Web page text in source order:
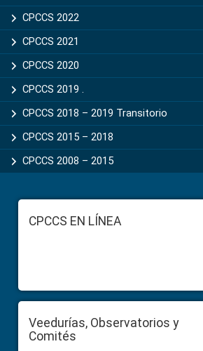
CPCCS 2022
CPCCS 2021
CPCCS 2020
CPCCS 2019 .
CPCCS 2018 – 2019 Transitorio
CPCCS 2015 – 2018
CPCCS 2008 – 2015
FooterCPCCS EN LÍNEA
Veedurías, Observatorios y
Comités